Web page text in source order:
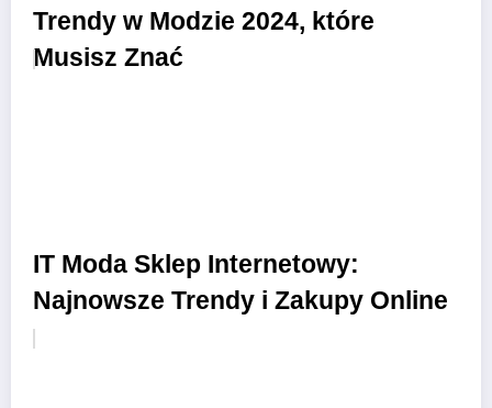
Trendy w Modzie 2024, które
Musisz Znać
IT Moda Sklep Internetowy:
Najnowsze Trendy i Zakupy Online